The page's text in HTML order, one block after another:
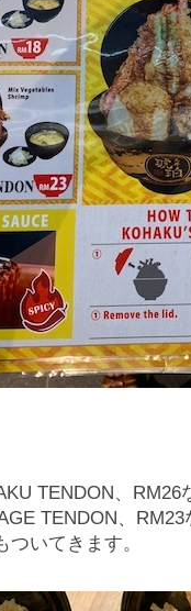
TENDON、RM26
TENDON、RM23
いてきます。